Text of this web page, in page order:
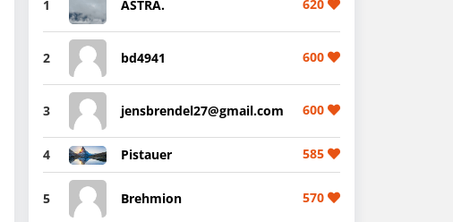
1 ASTRA. 620
2 bd4941 600
3 jensbrendel27@gmail.com 600
4 Pistauer 585
5 Brehmion 570